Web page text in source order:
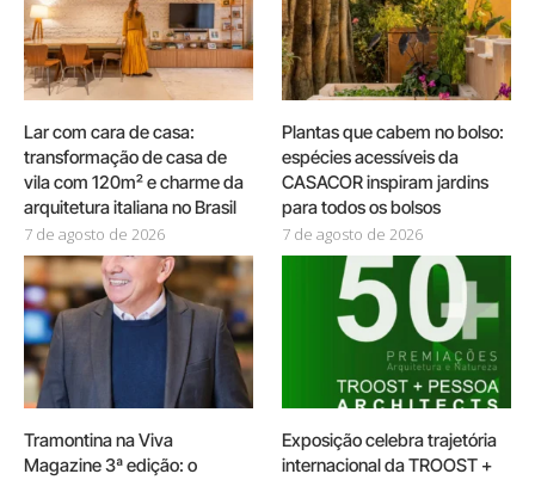
Lar com cara de casa:
transformação de casa de
vila com 120m² e charme da
arquitetura italiana no Brasil
7 de agosto de 2026
Plantas que cabem no bolso:
espécies acessíveis da
CASACOR inspiram jardins
para todos os bolsos
7 de agosto de 2026
Tramontina na Viva
Magazine 3ª edição: o
Exposição celebra trajetória
internacional da TROOST +